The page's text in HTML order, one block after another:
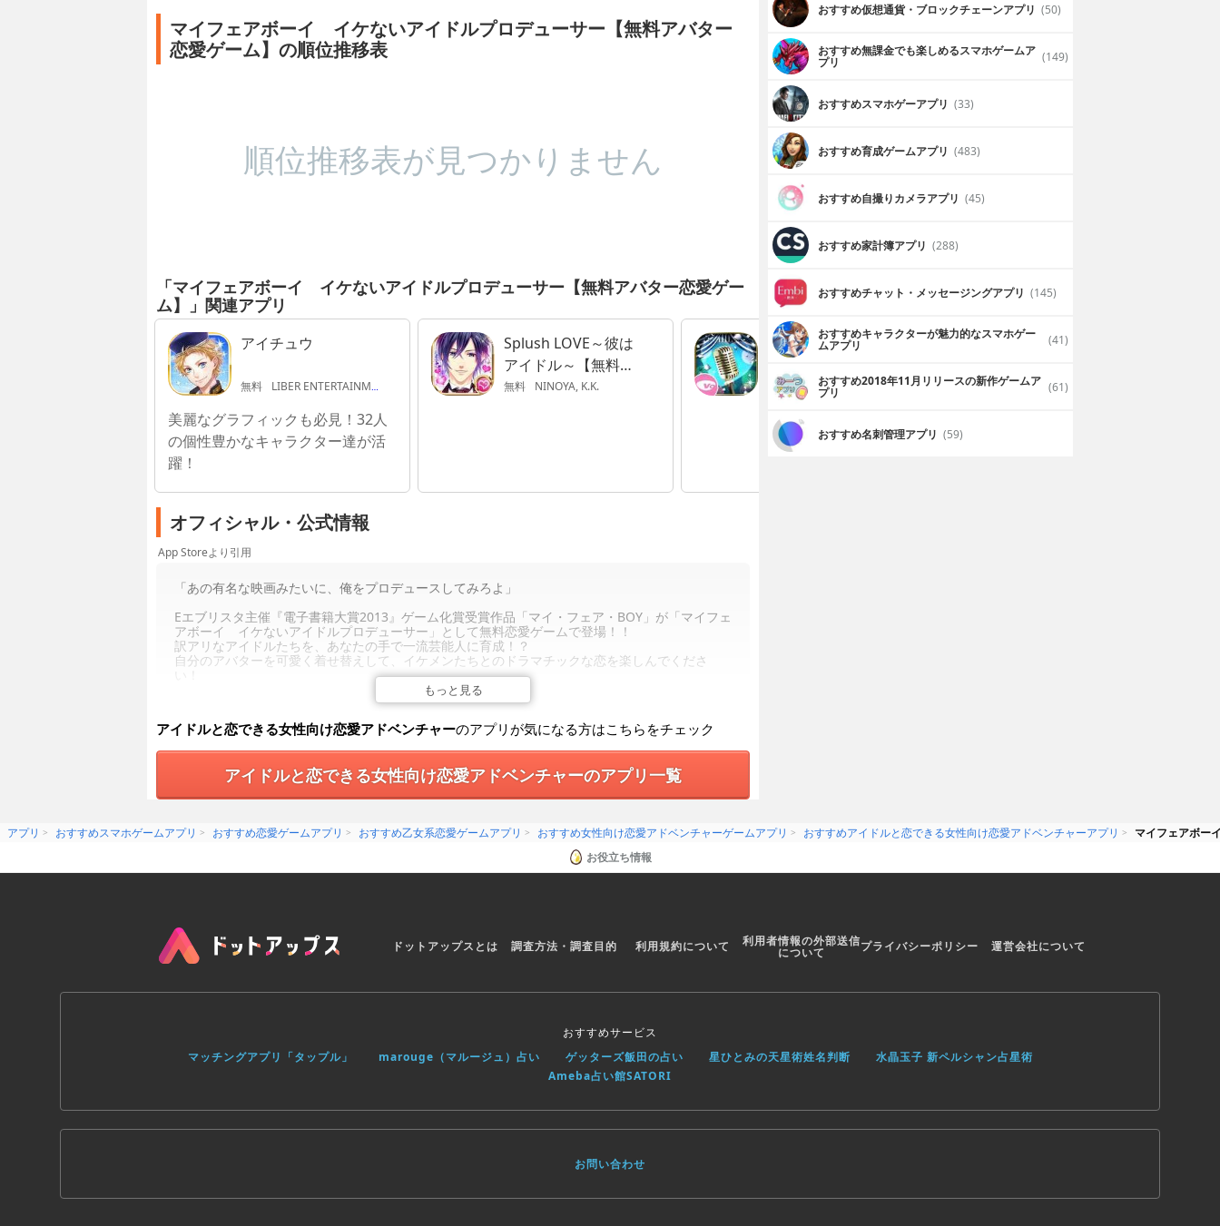
マイフェアボーイ イケないアイドルプロデューサー【無料アバター
恋愛ゲーム】の順位推移表
順位推移表が見つかりません
「マイフェアボーイ イケないアイドルプロデューサー【無料アバター恋愛ゲー
ム】」関連アプリ
アイチュウ
無料 LIBER ENTERTAINMENT INC.
美麗なグラフィックも必見！32人
の個性豊かなキャラクター達が活
躍！
Splush LOVE～彼は
アイドル～【無料恋
愛ゲーム】
無料 NINOYA, K.K.
偽りの君とスキャン
無料 Voltage inc.
ボイスミーツガール
乙女ゲーム・恋愛ゲ
無料 Visualworks Co., Ltd
オフィシャル・公式情報
App Storeより引用
もっと見る
「あの有名な映画みたいに、俺をプロデュースしてみろよ」
Eエブリスタ主催『電子書籍大賞2013』ゲーム化賞受賞作品「マイ・フェア・BOY」が「マイフェ
アボーイ イケないアイドルプロデューサー」として無料恋愛ゲームで登場！！
訳アリなアイドルたちを、あなたの手で一流芸能人に育成！？
自分のアバターを可愛く着せ替えして、イケメンたちとのドラマチックな恋を楽しんでくださ
「俺なら役者としても恋人としても、あんたを満足させられる」
「あいつにだけ負けたくない。頼む、俺に『恋』を教えてくれ」
売れっ子ドラマ脚本家がひょんなことからイケメンアイドルたちをプロデュース！？
俺様芸能人、腹黒俳優、野獣系ボーカリスト……彼らから突然プロデュースを迫られて。
――あなたが選ぶのは彼の成功？それとも恋！？
あなたは押しも押されもせぬ『売れっ子ドラマ脚本家』。
ある日、テレビ局のディレクターに呼び出されたあなたは、突然自分が書いたドラマのキャスト
それは、超人気アイドルグループ『Very Berry』のメンバーで固められた、話題優先のキャステ
「そんなに不安なら、あなたが彼らをプロデュースすればいいんですよ」
自分のドラマを守る為、あなたは誰をプロデュースする！？
人気アイドルグル―プ『Very Berry』の元ボーカルで、俺様なアイドル。
2年前の脱退以降は俳優として活動しているけど、演技はまだまだ素人レベル。
業界内では「大根役者」との悪名高い彼が、あなたのチカラで『役者』に成長する！？
■桜井真治（さくらいしんじ）
突然のキャスト変更により、鈴木英輔に主役を奪われたベテラン俳優。
主役を降ろされたことをあなたの仕業だと思った彼は、復讐をする為にあなたに近づく！？
『Very Berry』の現ボーカル。年齢・過去の経歴が一切非公開のミステリアスアイドル。
アイドルと恋できる女性向け恋愛アドベンチャーのアプリが気になる方はこちらをチェック
アイドルと恋できる女性向け恋愛アドベンチャーのアプリ一覧
おすすめ仮想通貨・ブロックチェーンアプリ (50)
おすすめ無課金でも楽しめるスマホゲームア
プリ (149)
おすすめスマホゲーアプリ (33)
おすすめ育成ゲームアプリ (483)
おすすめ自撮りカメラアプリ (45)
おすすめ家計簿アプリ (288)
おすすめチャット・メッセージングアプリ (145)
おすすめキャラクターが魅力的なスマホゲー
ムアプリ (41)
おすすめ2018年11月リリースの新作ゲームア
プリ (61)
おすすめ名刺管理アプリ (59)
アプリ おすすめスマホゲームアプリ おすすめ恋愛ゲームアプリ おすすめ乙女系恋愛ゲームアプリ おすすめ女性向け恋愛アドベンチャーゲームアプリ おすすめアイドルと恋できる女性向け恋愛アドベンチャーアプリ
マイフェアボー
お役立ち情報
ドットアップスとは 調査方法・調査目的 利用規約について 利用者情報の外部送信
について プライバシーポリシー 運営会社について
おすすめサービス
マッチングアプリ「タップル」
marouge（マルージュ）占い ゲッターズ飯田の占い 星ひとみの天星術姓名判断
水晶玉子 新ペルシャン占星術
Ameba占い館SATORI
お問い合わせ